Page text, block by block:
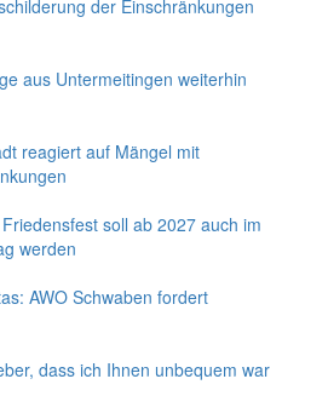
der Einschränkungen
aus Untermeitingen weiterhin
reagiert auf Mängel mit
soll ab 2027 auch im
werden
AWO Schwaben fordert
dass ich Ihnen unbequem war